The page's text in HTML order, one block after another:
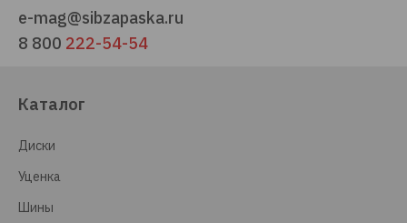
e-mag@sibzapaska.ru
8 800 222-54-54
Каталог
Диски
Уценка
Шины